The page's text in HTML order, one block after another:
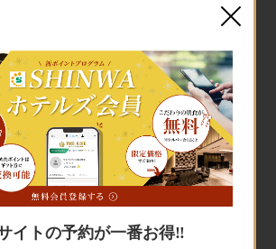
宿泊予約
宿泊予約
イトの予約が一番お得‼